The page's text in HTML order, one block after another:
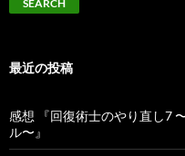
最近の投稿
感想 『回復術士のやり直し7
ル〜』